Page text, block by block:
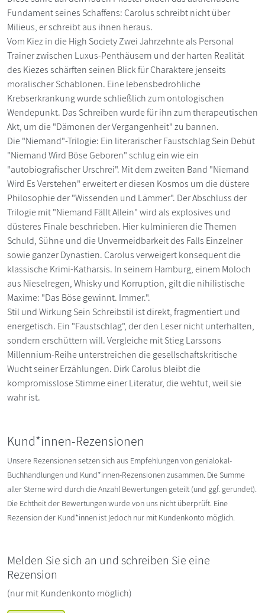
Fundament seines Schaffens: Carolus schreibt nicht über
Milieus, er schreibt aus ihnen heraus.
Vom Kiez in die High Society Zwei Jahrzehnte als Personal
Trainer zwischen Luxus-Penthäusern und der harten Realität
des Kiezes schärften seinen Blick für Charaktere jenseits
moralischer Schablonen. Eine lebensbedrohliche
Krebserkrankung wurde schließlich zum ontologischen
Wendepunkt. Das Schreiben wurde für ihn zum therapeutischen
Akt, um die "Dämonen der Vergangenheit" zu bannen.
Die "Niemand"-Trilogie: Ein literarischer Faustschlag Sein Debüt
"Niemand Wird Böse Geboren" schlug ein wie ein
"autobiografischer Urschrei". Mit dem zweiten Band "Niemand
Wird Es Verstehen" erweitert er diesen Kosmos um die düstere
Philosophie der "Wissenden und Lämmer". Der Abschluss der
Trilogie mit "Niemand Fällt Allein" wird als explosives und
düsteres Finale beschrieben. Hier kulminieren die Themen
Schuld, Sühne und die Unvermeidbarkeit des Falls Einzelner
sowie ganzer Dynastien. Carolus verweigert konsequent die
klassische Krimi-Katharsis. In seinem Hamburg, einem Moloch
aus Nieselregen, Whisky und Korruption, gilt die nihilistische
Maxime: "Das Böse gewinnt. Immer.".
Stil und Wirkung Sein Schreibstil ist direkt, fragmentiert und
energetisch. Ein "Faustschlag", der den Leser nicht unterhalten,
sondern erschüttern will. Vergleiche mit Stieg Larssons
Millennium-Reihe unterstreichen die gesellschaftskritische
Wucht seiner Erzählungen. Dirk Carolus bleibt die
kompromisslose Stimme einer Literatur, die wehtut, weil sie
wahr ist.
Kund*innen-Rezensionen
Unsere Rezensionen setzen sich aus Empfehlungen von genialokal-
Buchhandlungen und Kund*innen-Rezensionen zusammen. Die Summe
aller Sterne wird durch die Anzahl Bewertungen geteilt (und ggf. gerundet).
Die Echtheit der Bewertungen wurde von uns nicht überprüft. Eine
Rezension der Kund*innen ist jedoch nur mit Kundenkonto möglich.
Melden Sie sich an und schreiben Sie eine
Rezension
(nur mit Kundenkonto möglich)